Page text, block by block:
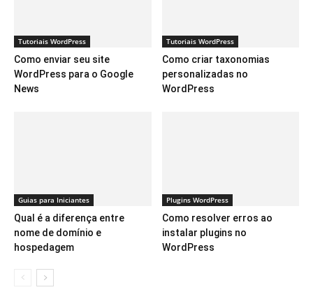
Tutoriais WordPress
Como enviar seu site
WordPress para o Google
News
Tutoriais WordPress
Como criar taxonomias
personalizadas no
WordPress
Guias para Iniciantes
Qual é a diferença entre
nome de domínio e
hospedagem
Plugins WordPress
Como resolver erros ao
instalar plugins no
WordPress